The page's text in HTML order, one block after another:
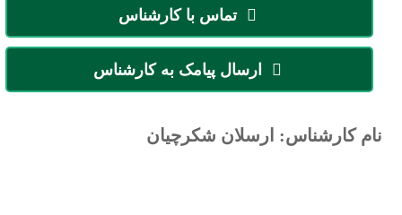
تماس با کارشناس
ارسال پیامک به کارشناس
نام کارشناس: ارسلان شکرچیان